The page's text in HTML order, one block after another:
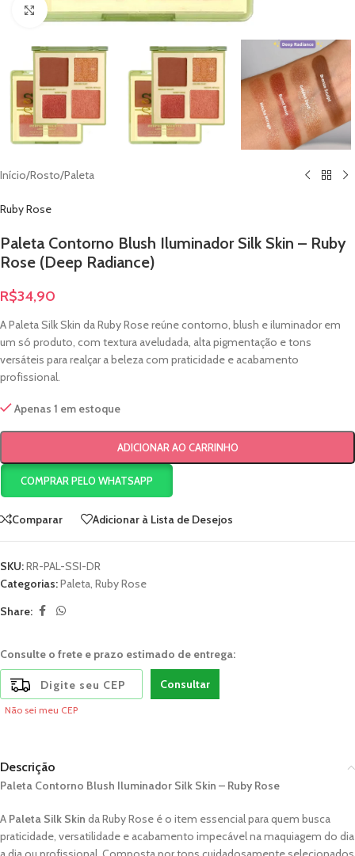
Clique para ampliar
Início/Rosto/Paleta
Ruby Rose
Paleta Contorno Blush Iluminador Silk Skin – Ruby
Rose (Deep Radiance)
R$34,90
A Paleta Silk Skin da Ruby Rose reúne contorno, blush e iluminador em
um só produto, com textura aveludada, alta pigmentação e tons
versáteis para realçar a beleza com praticidade e acabamento
profissional.
Apenas 1 em estoque
ADICIONAR AO CARRINHO
COMPRAR PELO WHATSAPP
Comparar Adicionar à Lista de Desejos
SKU:RR-PAL-SSI-DR
Categorias:Paleta, Ruby Rose
Share:
Consulte o frete e prazo estimado de entrega:
Consultar
Não sei meu CEP
Descrição
Paleta Contorno Blush Iluminador Silk Skin – Ruby Rose
A Paleta Silk Skin da Ruby Rose é o item essencial para quem busca
praticidade, versatilidade e acabamento impecável na maquiagem do dia